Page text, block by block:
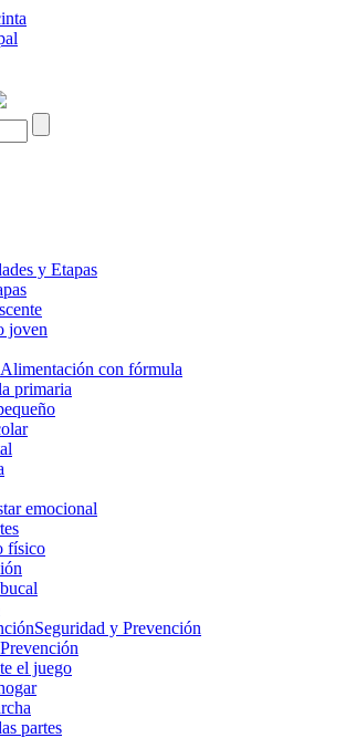
y Etapas
joven
Alimentación con fórmula
primaria
emocional
físico
Seguridad y Prevención
el juego
partes